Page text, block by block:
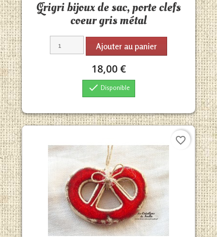
Grigri bijoux de sac, porte clefs
coeur gris métal
Ajouter au panier
18,00 €
 Disponible
favorite_border